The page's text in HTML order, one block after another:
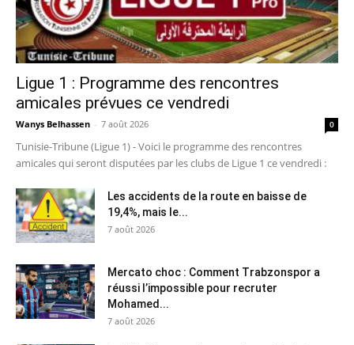
Ligue 1 : Programme des rencontres
amicales prévues ce vendredi
Wanys Belhassen - 7 août 2026 0
Tunisie-Tribune (Ligue 1) - Voici le programme des rencontres
amicales qui seront disputées par les clubs de Ligue 1 ce vendredi :
Les accidents de la route en baisse de
19,4%, mais le...
7 août 2026
Mercato choc : Comment Trabzonspor a
réussi l’impossible pour recruter
Mohamed...
7 août 2026